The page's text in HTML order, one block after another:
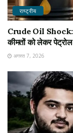
राष्ट्रीय
Crude Oil Shock:
कीमतों को लेकर
अगस्त 7, 2026